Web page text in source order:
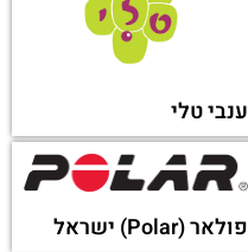
ענבי טלי
פולאר (Polar) ישראל